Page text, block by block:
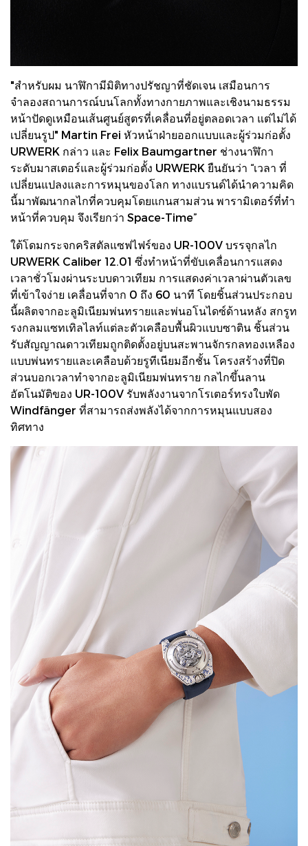
"สำหรับผม นาฬิกามีมิติทางปรัชญาที่ชัดเจน เสมือนการ
จำลองสถานการณ์บนโลกทั้งทางกายภาพและเชิงนามธรรม
หน้าปัดดูเหมือนเส้นศูนย์สูตรที่เคลื่อนที่อยู่ตลอดเวลา แต่ไม่ได้
เปลี่ยนรูป" Martin Frei หัวหน้าฝ่ายออกแบบและผู้ร่วมก่อตั้ง
URWERK กล่าว และ Felix Baumgartner ช่างนาฬิกา
ระดับมาสเตอร์และผู้ร่วมก่อตั้ง URWERK ยืนยันว่า “เวลา ที่
เปลี่ยนแปลงและการหมุนของโลก ทางแบรนด์ได้นำความคิด
นี้มาพัฒนากลไกที่ควบคุมโดยแกนสามส่วน พารามิเตอร์ที่ทำ
หน้าที่ควบคุม จึงเรียกว่า Space-Time”
ใต้โดมกระจกคริสตัลแซฟไฟร์ของ UR-100V บรรจุกลไก
URWERK Caliber 12.01 ซึ่งทำหน้าที่ขับเคลื่อนการแสดง
เวลาชั่วโมงผ่านระบบดาวเทียม การแสดงค่าเวลาผ่านตัวเลข
ที่เข้าใจง่าย เคลื่อนที่จาก 0 ถึง 60 นาที โดยชิ้นส่วนประกอบ
นี้ผลิตจากอะลูมิเนียมพ่นทรายและพ่นอโนไดซ์ด้านหลัง สกรูท
รงกลมแซทเทิลไลท์แต่ละตัวเคลือบพื้นผิวแบบซาติน ชิ้นส่วน
รับสัญญาณดาวเทียมถูกติดตั้งอยู่บนสะพานจักรกลทองเหลือง
แบบพ่นทรายและเคลือบด้วยรูทีเนียมอีกชั้น โครงสร้างที่ปิด
ส่วนบอกเวลาทำจากอะลูมิเนียมพ่นทราย กลไกขึ้นลาน
อัตโนมัติของ UR-100V รับพลังงานจากโรเตอร์ทรงใบพัด
Windfänger ที่สามารถส่งพลังได้จากการหมุนแบบสอง
ทิศทาง